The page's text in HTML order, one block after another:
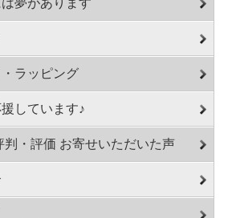
夢があります
ラッピング
しています♪
判・評価 お寄せいただいた声